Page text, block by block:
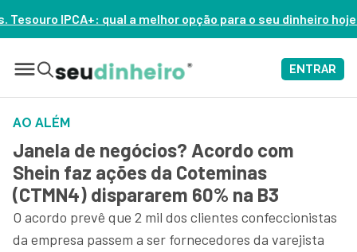
opção para o seu dinheiro hoje? – ASSISTA AGORA
ENTRAR
AO ALÉM
Janela de negócios? Acordo com
Shein faz ações da Coteminas
(CTMN4) dispararem 60% na B3
O acordo prevê que 2 mil dos clientes confeccionistas
da empresa passem a ser fornecedores da varejista